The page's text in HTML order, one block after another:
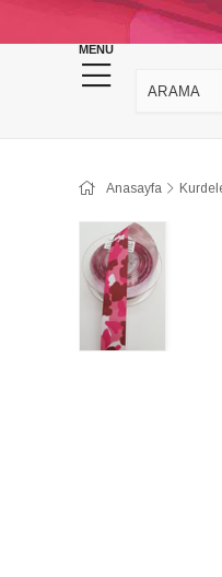
MENU
KINA
Anasayfa